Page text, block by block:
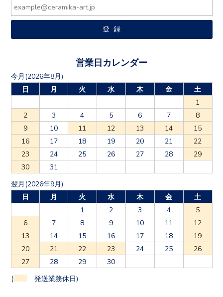
営業日カレンダー
今月(2026年8月)
日
月 火 水 木 金
土
1
2
3 4 5 6 7
8
9
10 11 12 13 14
15
16
17 18 19 20 21
22
23
24 25 26 27 28
29
30
31
翌月(2026年9月)
日
月 火 水 木 金
土
1
2 3 4
5
6
7 8 9 10 11
12
13
14 15 16 17 18
19
20
21 22 23 24 25
26
27
28 29 30
( 発送業務休日)